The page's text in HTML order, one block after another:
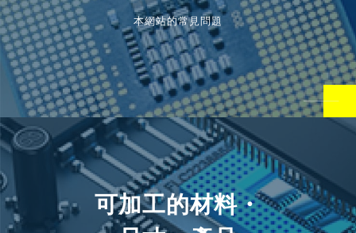
本網站的常見問題
可加工的材料・